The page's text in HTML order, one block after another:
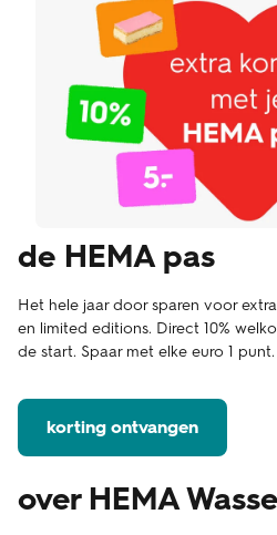
de HEMA pas
Het hele jaar door sparen voor
en limited editions. Direct 10%
de start. Spaar met elke euro 1 punt.
korting ontvangen
over HEMA